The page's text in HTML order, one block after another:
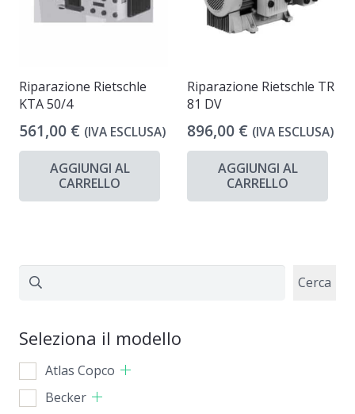
Riparazione Rietschle
KTA 50/4
561,00 € (IVA ESCLUSA)
AGGIUNGI AL
CARRELLO
Riparazione Rietschle TR
81 DV
896,00 € (IVA ESCLUSA)
AGGIUNGI AL
CARRELLO
Cerca Cerca
Seleziona il modello
Atlas Copco
Becker